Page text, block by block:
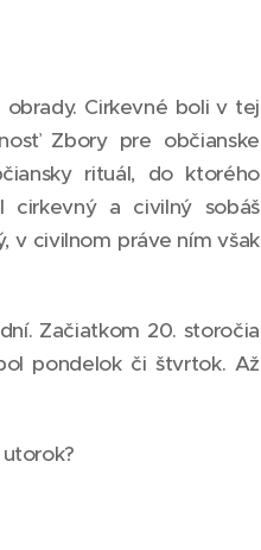
Cirkevné boli v tej
Zbory pre občianske
rituál, do ktorého
cirkevný a civilný sobáš
v civilnom práve ním však
Začiatkom 20. storočia
pondelok či štvrtok. Až